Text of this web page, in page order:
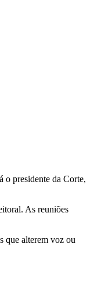
o presidente da Corte,
As reuniões
que alterem voz ou